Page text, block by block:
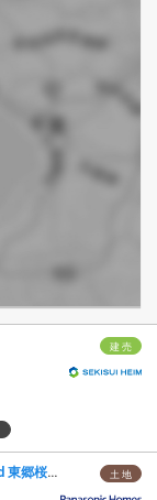
建 売
土 地
【パナソニックホームズ】For Good 東郷桜の丘（建築条件付）